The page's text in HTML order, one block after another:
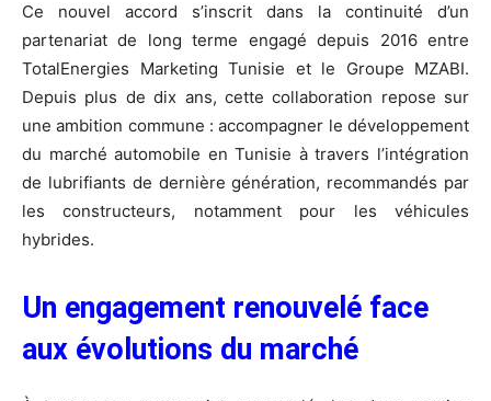
Ce nouvel accord s’inscrit dans la continuité d’un
partenariat de long terme engagé depuis 2016 entre
TotalEnergies Marketing Tunisie et le Groupe MZABI.
Depuis plus de dix ans, cette collaboration repose sur
une ambition commune : accompagner le développement
du marché automobile en Tunisie à travers l’intégration
de lubrifiants de dernière génération, recommandés par
les constructeurs, notamment pour les véhicules
hybrides.
Un engagement renouvelé face
aux évolutions du marché